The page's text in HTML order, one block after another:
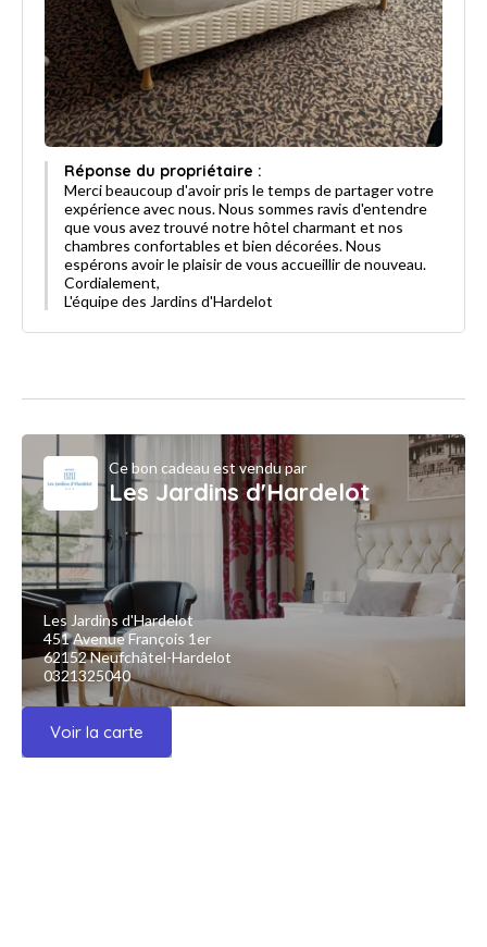
Réponse du propriétaire :
Merci beaucoup d'avoir pris le temps de partager votre
expérience avec nous. Nous sommes ravis d'entendre
que vous avez trouvé notre hôtel charmant et nos
chambres confortables et bien décorées. Nous
espérons avoir le plaisir de vous accueillir de nouveau.
Cordialement,
L'équipe des Jardins d'Hardelot
Ce bon cadeau est vendu par
Les Jardins d'Hardelot
Les Jardins d'Hardelot
451 Avenue François 1er
62152 Neufchâtel-Hardelot
0321325040
Voir la carte